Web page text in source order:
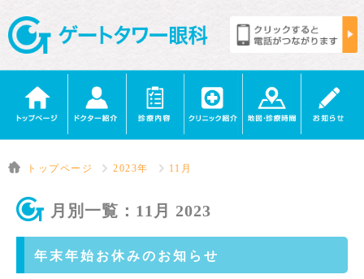
トップページ 2023年 11月
月別一覧：11月 2023
年末年始お休みのお知らせ